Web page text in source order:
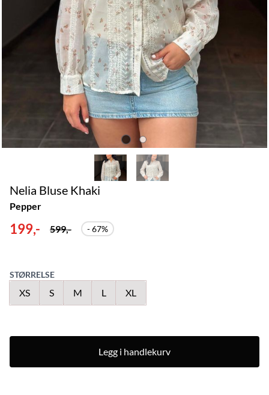
Nelia Bluse Khaki
Pepper
199,- 599,- - 67%
STØRRELSE
XS S M L XL
Legg i handlekurv